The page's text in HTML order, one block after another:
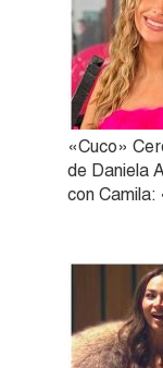
«Cuco»
de Daniela
con